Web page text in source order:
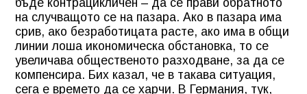
на случващото се на пазара. Ако в пазара има
срив, ако безработицата расте, ако има в общи
линии лоша икономическа обстановка, то се
увеличава общественото разходване, за да се
компенсира. Бих казал, че в такава ситуация,
сега е времето да се харчи. В Германия, тук,